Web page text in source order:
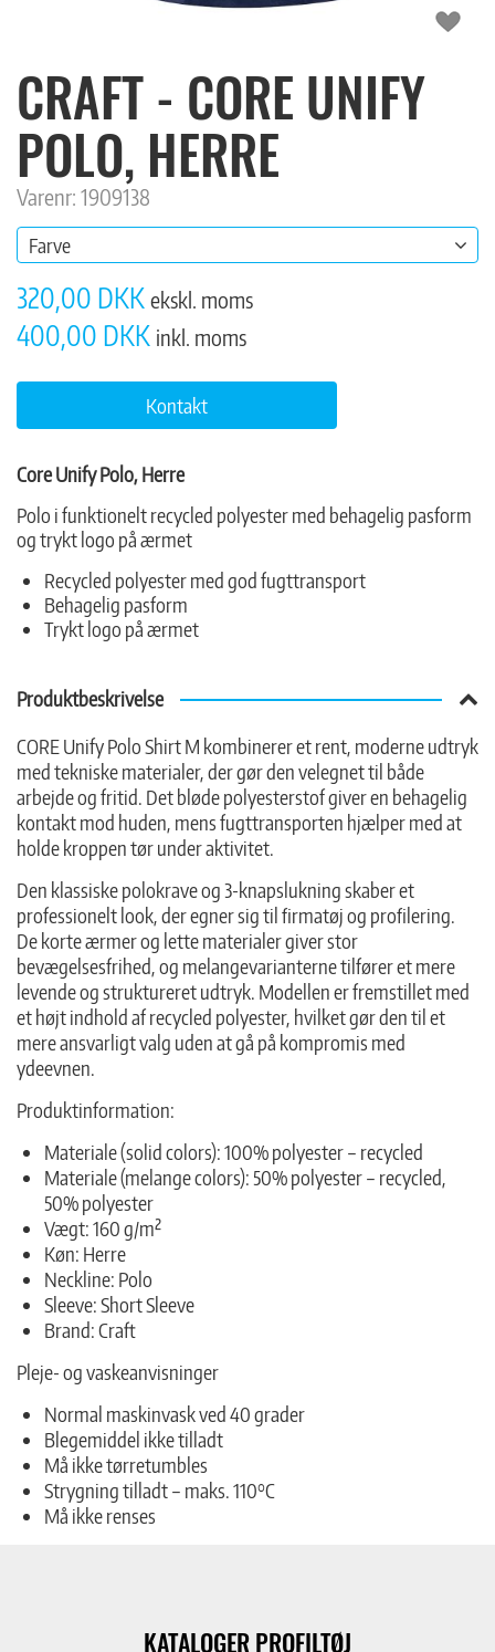
CRAFT - CORE UNIFY
POLO, HERRE
Varenr: 1909138
Farve
320,00 DKK ekskl. moms
400,00 DKK inkl. moms
Kontakt
Core Unify Polo, Herre
Polo i funktionelt recycled polyester med behagelig pasform
og trykt logo på ærmet
Recycled polyester med god fugttransport
Behagelig pasform
Trykt logo på ærmet
Produktbeskrivelse
CORE Unify Polo Shirt M kombinerer et rent, moderne udtryk
med tekniske materialer, der gør den velegnet til både
arbejde og fritid. Det bløde polyesterstof giver en behagelig
kontakt mod huden, mens fugttransporten hjælper med at
holde kroppen tør under aktivitet.
Den klassiske polokrave og 3-knapslukning skaber et
professionelt look, der egner sig til firmatøj og profilering.
De korte ærmer og lette materialer giver stor
bevægelsesfrihed, og melangevarianterne tilfører et mere
levende og struktureret udtryk. Modellen er fremstillet med
et højt indhold af recycled polyester, hvilket gør den til et
mere ansvarligt valg uden at gå på kompromis med
ydeevnen.
Produktinformation:
Materiale (solid colors): 100% polyester – recycled
Materiale (melange colors): 50% polyester – recycled,
50% polyester
Vægt: 160 g/m²
Køn: Herre
Neckline: Polo
Sleeve: Short Sleeve
Brand: Craft
Pleje- og vaskeanvisninger
Normal maskinvask ved 40 grader
Blegemiddel ikke tilladt
Må ikke tørretumbles
Strygning tilladt – maks. 110°C
Må ikke renses
KATALOGER PROFILTØJ